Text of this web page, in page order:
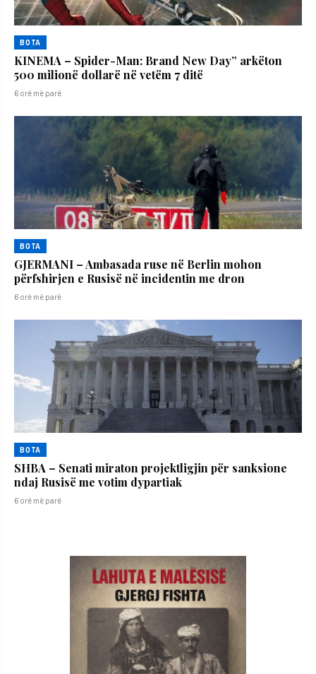
BOTA
KINEMA – Spider-Man: Brand New Day” arkëton
500 milionë dollarë në vetëm 7 ditë
6 orë më parë
BOTA
GJERMANI – Ambasada ruse në Berlin mohon
përfshirjen e Rusisë në incidentin me dron
6 orë më parë
BOTA
SHBA – Senati miraton projektligjin për sanksione
ndaj Rusisë me votim dypartiak
6 orë më parë